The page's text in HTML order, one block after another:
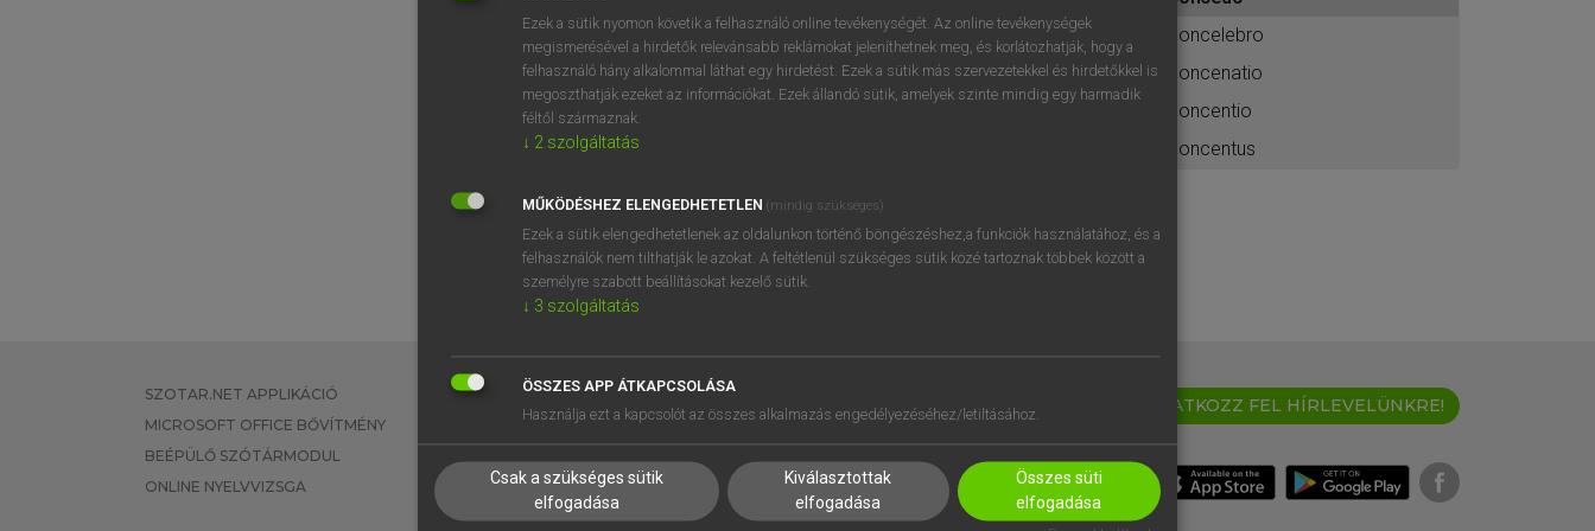
BELÉPÉS
próbaverziójának elindításához
regisztrálok ésbelépek.
REGISZTRÁCIÓ
concelebro
concenatio
concentio
concentus
SZOTAR.NET APPLIKÁCIÓ
MICROSOFT OFFICE BŐVÍTMÉNY
BEÉPÜLŐ SZÓTÁRMODUL
ONLINE NYELVVIZSGA
EGYÉNI FELHASZNÁLÓKNAK
TANULÓKNAK
VÁLLALATI MEGOLDÁSOK
SÚGÓ
RÓLUNK
SÜTI BEÁLLÍTÁSOK
IRATKOZZ FEL HÍRLEVELÜNKRE!
Ezek a sütik nyomon követik a felhasználó online tevékenységét. Az online tevékenységek
megismerésével a hirdetők relevánsabb reklámokat jeleníthetnek meg, és korlátozhatják, hogy a
felhasználó hány alkalommal láthat egy hirdetést. Ezek a sütik más szervezetekkel és hirdetőkkel is
megoszthatják ezeket az információkat. Ezek állandó sütik, amelyek szinte mindig egy harmadik
féltől származnak.
↓ 2 szolgáltatás
MŰKÖDÉSHEZ ELENGEDHETETLEN (mindig szükséges)
Ezek a sütik elengedhetetlenek az oldalunkon történő böngészéshez,a funkciók használatához, és a
felhasználók nem tilthatják le azokat. A feltétlenül szükséges sütik közé tartoznak többek között a
személyre szabott beállításokat kezelő sütik.
↓ 3 szolgáltatás
ÖSSZES APP ÁTKAPCSOLÁSA
Használja ezt a kapcsolót az összes alkalmazás engedélyezéséhez/letiltásához.
Csak a szükséges sütik
elfogadása
Kiválasztottak
elfogadása
Összes süti
elfogadása